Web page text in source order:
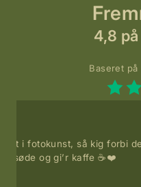
4,8
Baseret
i fotokunst, så kig forbi
søde og gi’r kaffe ☕️❤️